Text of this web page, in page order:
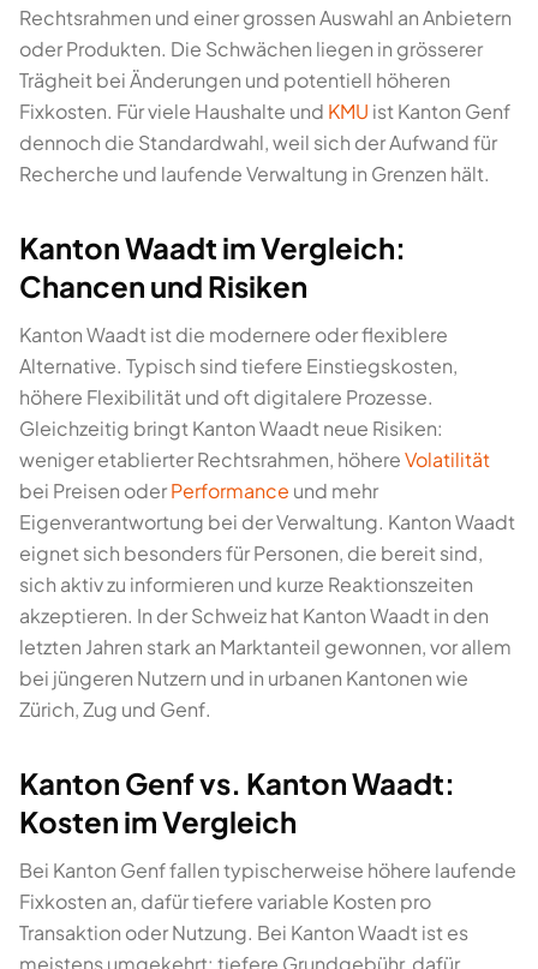
Rechtsrahmen und einer grossen Auswahl an Anbietern
oder Produkten. Die Schwächen liegen in grösserer
Trägheit bei Änderungen und potentiell höheren
Fixkosten. Für viele Haushalte und KMU ist Kanton Genf
dennoch die Standardwahl, weil sich der Aufwand für
Recherche und laufende Verwaltung in Grenzen hält.
Kanton Waadt im Vergleich:
Chancen und Risiken
Kanton Waadt ist die modernere oder flexiblere
Alternative. Typisch sind tiefere Einstiegskosten,
höhere Flexibilität und oft digitalere Prozesse.
Gleichzeitig bringt Kanton Waadt neue Risiken:
weniger etablierter Rechtsrahmen, höhereVolatilität
bei Preisen oderPerformance und mehr
Eigenverantwortung bei der Verwaltung. Kanton Waadt
eignet sich besonders für Personen, die bereit sind,
sich aktiv zu informieren und kurze Reaktionszeiten
akzeptieren. In der Schweiz hat Kanton Waadt in den
letzten Jahren stark an Marktanteil gewonnen, vor allem
bei jüngeren Nutzern und in urbanen Kantonen wie
Zürich, Zug und Genf.
Kanton Genf vs. Kanton Waadt:
Kosten im Vergleich
Bei Kanton Genf fallen typischerweise höhere laufende
Fixkosten an, dafür tiefere variable Kosten pro
Transaktion oder Nutzung. Bei Kanton Waadt ist es
meistens umgekehrt: tiefere Grundgebühr, dafür